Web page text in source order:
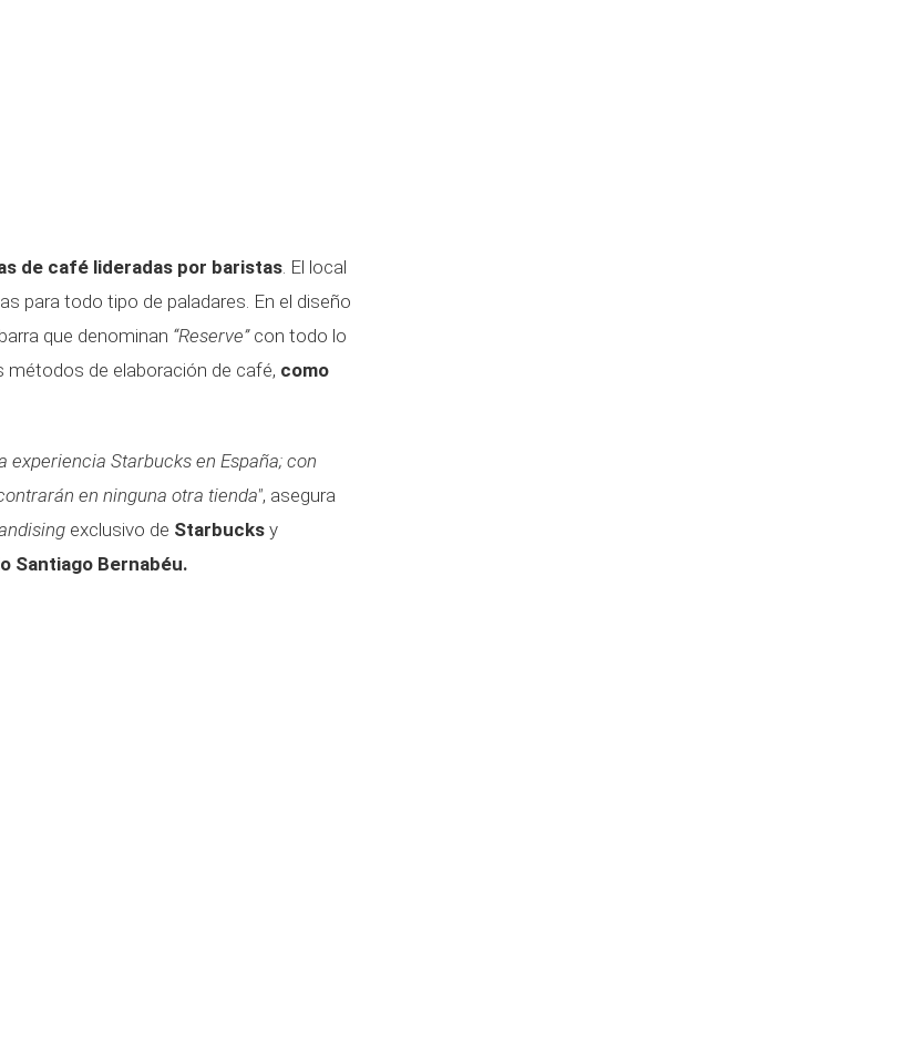
de café lideradas por baristas. El local
para todo tipo de paladares. En el diseño
que denominan “Reserve”con todo lo
métodos de elaboración de café, como
experiencia Starbucks en España; con
en ninguna otra tienda", asegura
exclusivo de Starbucks y
Santiago Bernabéu.